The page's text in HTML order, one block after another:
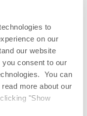
to
on our
our website
consent to our
You can
more about our
"Show